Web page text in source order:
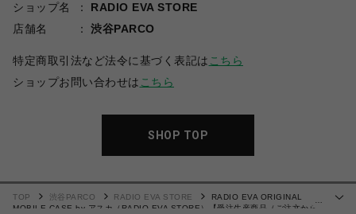
ショップ名
RADIO EVA STORE
店舗名
渋谷PARCO
特定商取引法など法令に基づく表記は こちら
ショップお問い合わせは こちら
SHOP TOP
TOP 渋谷PARCO RADIO EVA STORE
RADIO EVA ORIGINAL
MOBILE CASE by アスカ（RADIO EVA STORE）【受注生産商品（ご注文から